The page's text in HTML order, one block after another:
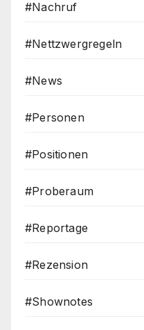
#Nachruf
#Nettzwergregeln
#News
#Personen
#Positionen
#Proberaum
#Reportage
#Rezension
#Shownotes